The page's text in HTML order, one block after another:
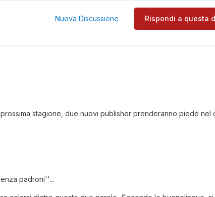
Rispondi a questa
Nuova Discussione
stagione, due nuovi publisher prenderanno piede nel
padroni''...